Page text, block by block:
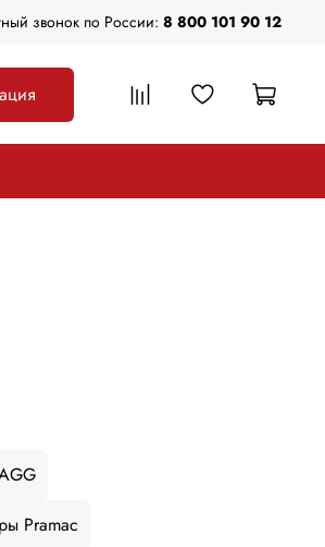
звонок по России: 8 800 101 90 12
Pramac